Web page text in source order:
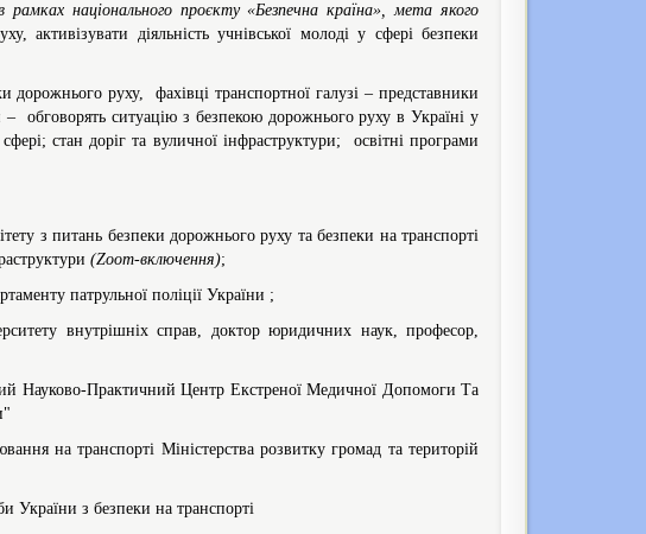
національного проєкту «Безпечна країна», мета якого
активізувати діяльність учнівської молоді у сфері безпеки
дорожнього руху, фахівці транспортної галузі – представники
обговорять ситуацію з безпекою дорожнього руху в Україні у
стан доріг та вуличної інфраструктури; освітні програми
з питань безпеки дорожнього руху та безпеки на транспорті
(Zoom-включення);
патрульної поліції України ;
внутрішніх справ, доктор юридичних наук, професор,
Науково-Практичний Центр Екстреної Медичної Допомоги Та
на транспорті Міністерства розвитку громад та територій
України з безпеки на транспорті